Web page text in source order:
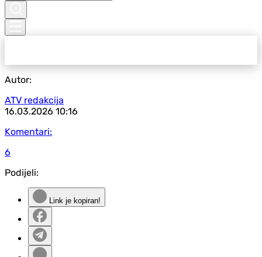
Autor:
ATV redakcija
16.03.2026 10:16
Komentari:
6
Podijeli:
Link je kopiran!